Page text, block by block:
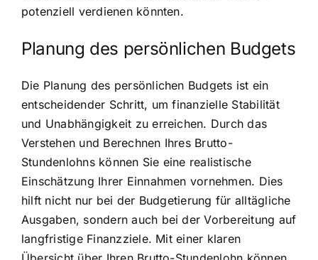
potenziell verdienen könnten.
Planung des persönlichen Budgets
Die Planung des persönlichen Budgets ist ein
entscheidender Schritt, um finanzielle Stabilität
und Unabhängigkeit zu erreichen. Durch das
Verstehen und Berechnen Ihres Brutto-
Stundenlohns können Sie eine realistische
Einschätzung Ihrer Einnahmen vornehmen. Dies
hilft nicht nur bei der Budgetierung für alltägliche
Ausgaben, sondern auch bei der Vorbereitung auf
langfristige Finanzziele. Mit einer klaren